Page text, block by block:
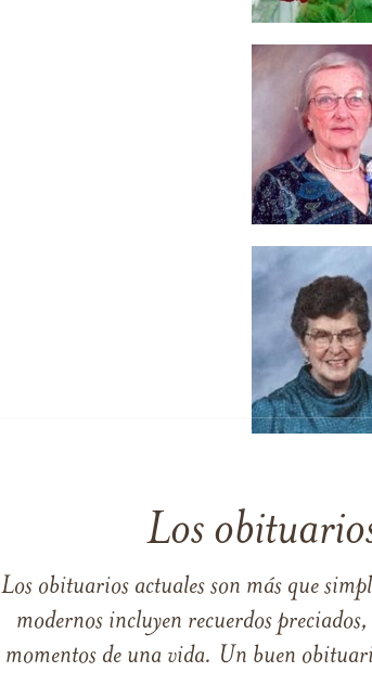
Los
Los obituarios actuales son más que
modernos incluyen recuerdos
momentos de una vida. Un buen